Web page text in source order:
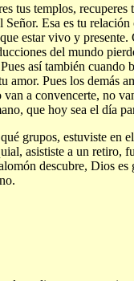
tus templos, recuperes
Esa es tu
estar vivo y presente.
del mundo
así también cuando
Pues los demás
a convencerte, no
que hoy sea el día
grupos, estuviste en
asististe a un retiro,
descubre, Dios es